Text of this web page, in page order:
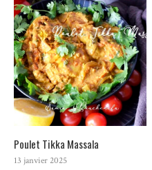
Poulet Tikka Massala
13 janvier 2025